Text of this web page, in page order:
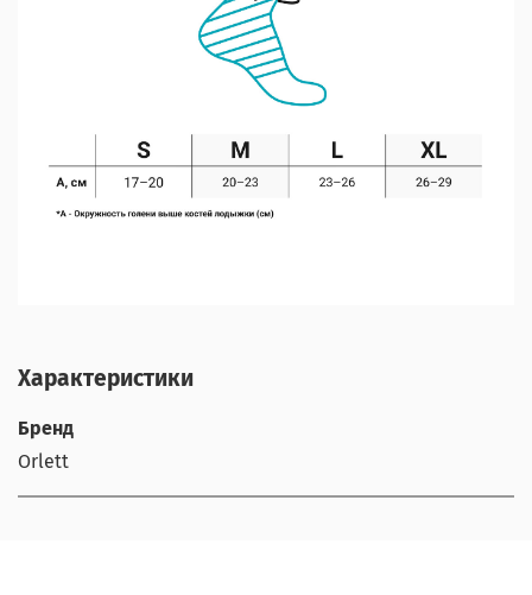
Характеристики
Бренд
Orlett